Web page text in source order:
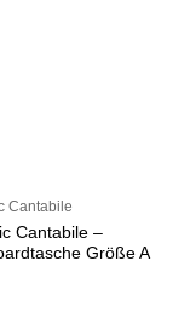
Cantabile
Cantabile –
Größe A